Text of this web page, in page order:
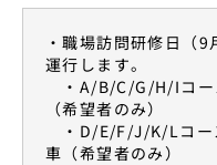
・職場訪問研修日（
運行します。
・A/B/C/G/H/Iコー
（希望者のみ）
・D/E/F/J/K/Lコー
車（希望者のみ）